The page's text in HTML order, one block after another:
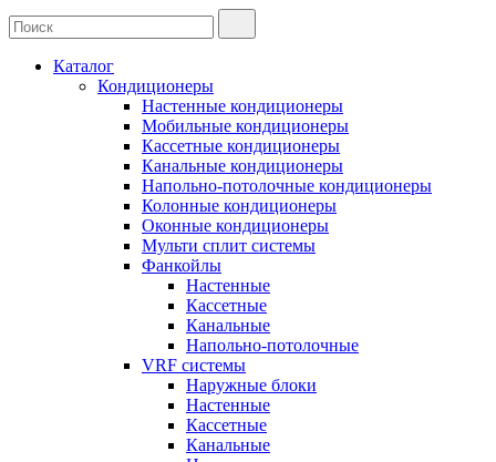
Каталог
Кондиционеры
Настенные кондиционеры
Мобильные кондиционеры
Кассетные кондиционеры
Канальные кондиционеры
Напольно-потолочные кондиционеры
Колонные кондиционеры
Оконные кондиционеры
Мульти сплит системы
Фанкойлы
Настенные
Кассетные
Канальные
Напольно-потолочные
VRF системы
Наружные блоки
Настенные
Кассетные
Канальные